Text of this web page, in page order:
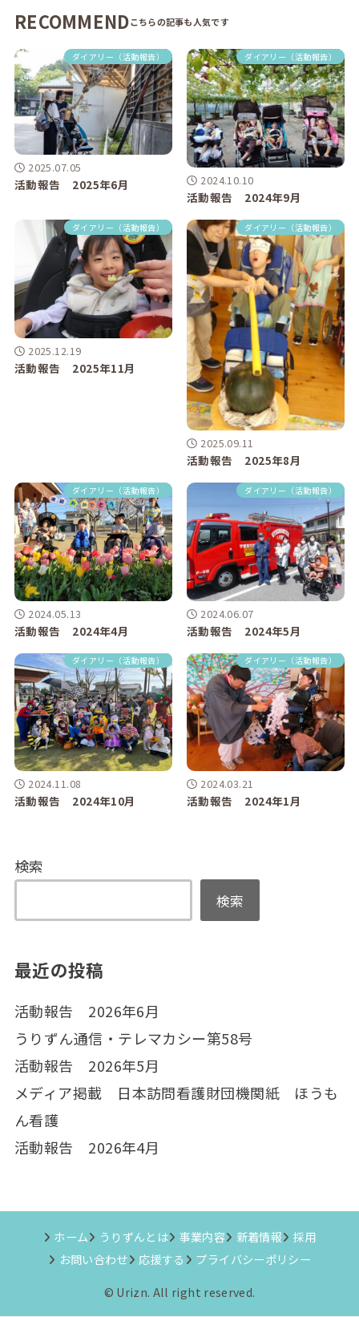
RECOMMEND
ダイアリー（活動報告）
2025.07.05
活動報告 2025年6月
ダイアリー（活動報告）
2024.10.10
活動報告 2024年9月
ダイアリー（活動報告）
2025.12.19
活動報告 2025年11月
ダイアリー（活動報告）
2025.09.11
活動報告 2025年8月
ダイアリー（活動報告）
2024.05.13
活動報告 2024年4月
ダイアリー（活動報告）
2024.06.07
活動報告 2024年5月
ダイアリー（活動報告）
2024.11.08
活動報告 2024年10月
ダイアリー（活動報告）
2024.03.21
活動報告 2024年1月
検索
検索
最近の投稿
活動報告 2026年6月
うりずん通信・テレマカシー第58号
活動報告 2026年5月
メディア掲載 日本訪問看護財団機関紙 ほうも
ん看護
活動報告 2026年4月
ホーム うりずんとは 事業内容 新着情報
採用
お問い合わせ
応援する
プライバシーポリシー
© Urizn. All right reserved.